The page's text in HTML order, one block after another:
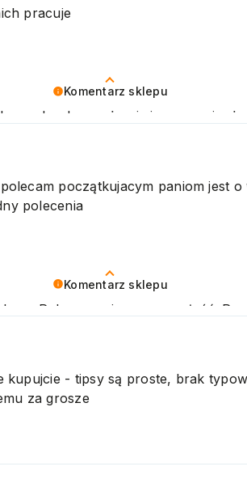
Komentarz sklepu
nas bardzo ważne i cieszymy się, że
pracuje
Komentarz sklepu
Polecamy się na przyszłość.
początkujacym paniom jest
polecenia
kupujcie - tipsy są proste, brak
za grosze